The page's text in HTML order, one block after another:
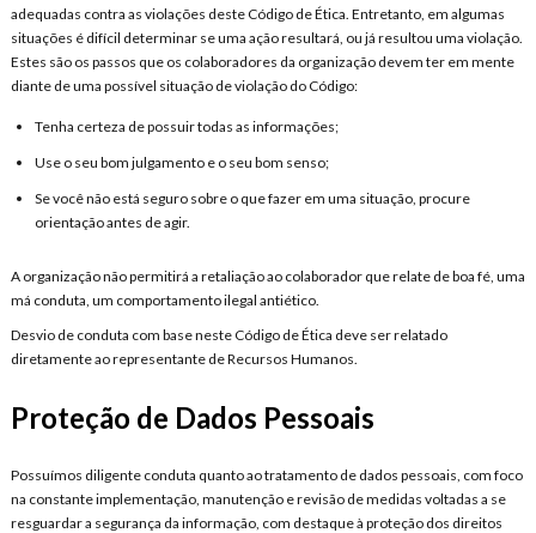
adequadas contra as violações deste Código de Ética. Entretanto, em algumas
situações é difícil determinar se uma ação resultará, ou já resultou uma violação.
Estes são os passos que os colaboradores da organização devem ter em mente
diante de uma possível situação de violação do Código:
Tenha certeza de possuir todas as informações;
Use o seu bom julgamento e o seu bom senso;
Se você não está seguro sobre o que fazer em uma situação, procure
orientação antes de agir.
A organização não permitirá a retaliação ao colaborador que relate de boa fé, uma
má conduta, um comportamento ilegal antiético.
Desvio de conduta com base neste Código de Ética deve ser relatado
diretamente ao representante de Recursos Humanos.
Proteção de Dados Pessoais
Possuímos diligente conduta quanto ao tratamento de dados pessoais, com foco
na constante implementação, manutenção e revisão de medidas voltadas a se
resguardar a segurança da informação, com destaque à proteção dos direitos